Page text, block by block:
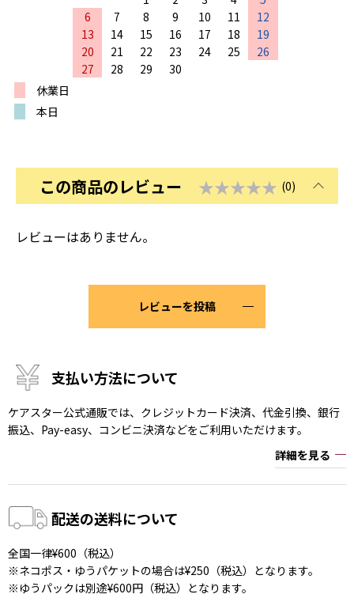
6
7 8 9 10 11
12
13
14 15 16 17 18
19
20
21 22 23 24 25
26
27
28 29
30
休業日
本日
この商品のレビュー ★★★★★ (0)
レビューはありません。
レビューを投稿
支払い方法について
ケアスター公式通販では、クレジットカード決済、代金引換、銀行
振込、Pay-easy、コンビニ決済などをご利用いただけます。
詳細を見る
配送の送料について
全国一律¥600（税込）
※ネコポス・ゆうパケットの場合は¥250（税込）となります。
※ゆうパックは別途¥600円（税込）となります。